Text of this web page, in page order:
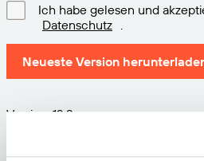
Ich habe gelesen und
Datenschutz
Neueste Version
Version: 12.3
Datum: 2026-05-05